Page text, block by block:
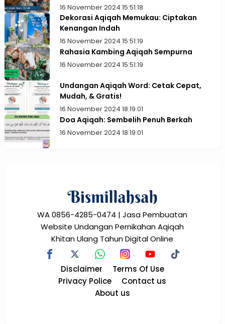
16 November 2024 15:51:18
Dekorasi Aqiqah Memukau: Ciptakan
Kenangan Indah
16 November 2024 15:51:19
Rahasia Kambing Aqiqah Sempurna
16 November 2024 15:51:19
Undangan Aqiqah Word: Cetak Cepat,
Mudah, & Gratis!
16 November 2024 18:19:01
Doa Aqiqah: Sembelih Penuh Berkah
16 November 2024 18:19:01
WA 0856-4285-0474 | Jasa Pembuatan
Website Undangan Pernikahan Aqiqah
Khitan Ulang Tahun Digital Online
Disclaimer
Terms Of Use
Privacy Police
Contact us
About us